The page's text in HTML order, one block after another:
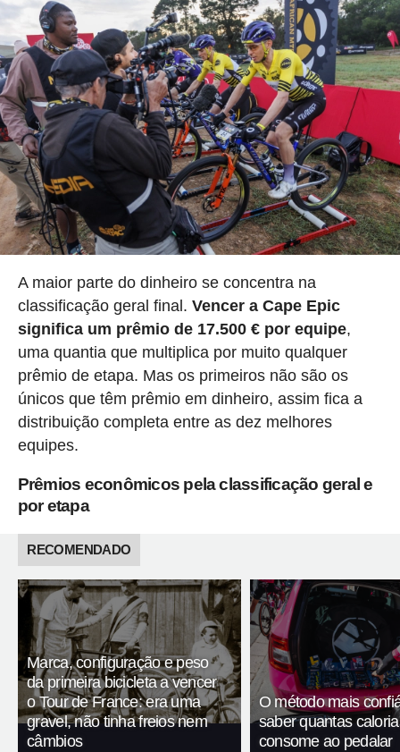
A maior parte do dinheiro se concentra na
classificação geral final. Vencer a Cape Epic
significa um prêmio de 17.500 € por equipe,
uma quantia que multiplica por muito qualquer
prêmio de etapa. Mas os primeiros não são os
únicos que têm prêmio em dinheiro, assim fica a
distribuição completa entre as dez melhores
equipes.
Prêmios econômicos pela classificação geral e
por etapa
RECOMENDADO
Marca, configuração e peso
da primeira bicicleta a vencer
o Tour de France: era uma
gravel, não tinha freios nem
câmbios
O método mais
saber quantas
consome ao pedalar